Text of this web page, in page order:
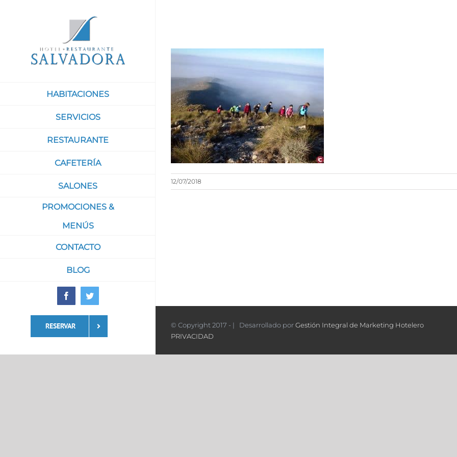
HABITACIONES
SERVICIOS
RESTAURANTE
CAFETERÍA
SALONES
PROMOCIONES &
MENÚS
CONTACTO
BLOG
FacebookTwitter
RESERVAR
12/07/2018
© Copyright 2017 - | Desarrollado porGestión Integral de Marketing Hotelero
PRIVACIDAD